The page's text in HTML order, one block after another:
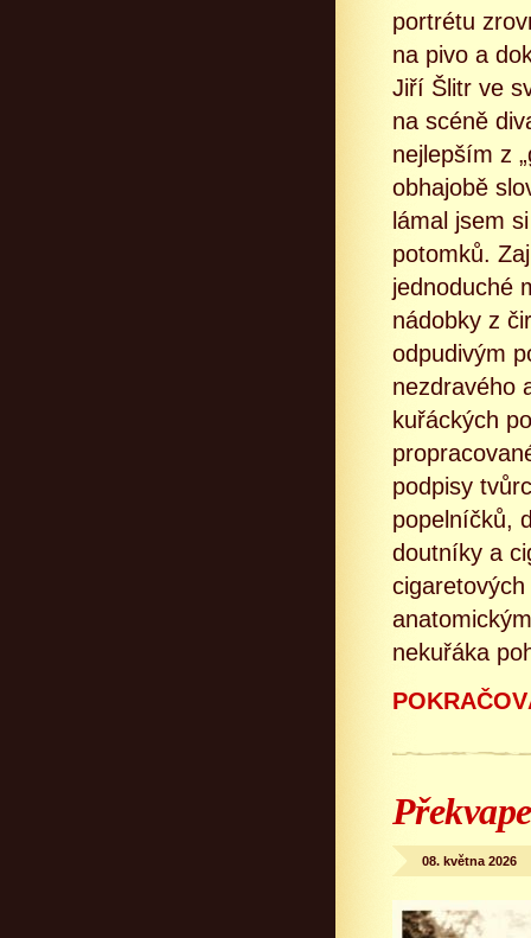
portrétu
na pivo a
Jiří Šlitr ve
na scéně
nejlepším z
obhajobě
lámal jsem
potomků.
jednoduché
nádobky z
odpudivým
nezdravého
kuřáckých
podpisy
popelníčků,
doutníky a
nekuřáka
08. května 2026